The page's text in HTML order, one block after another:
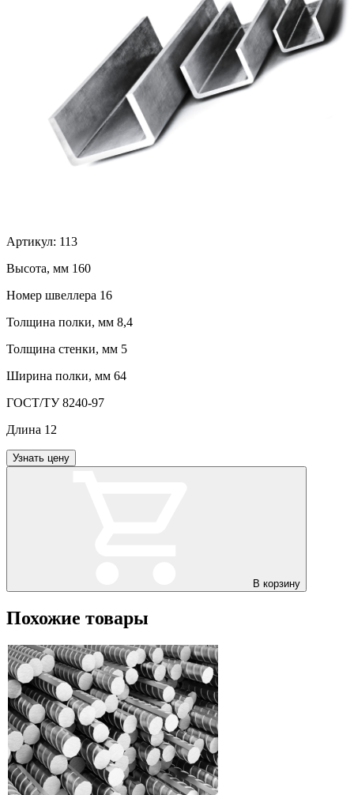
Артикул: 113
Высота, мм 160
Номер швеллера 16
Толщина полки, мм 8,4
Толщина стенки, мм 5
Ширина полки, мм 64
ГОСТ/ТУ 8240-97
Длина 12
Узнать цену
В корзину
Похожие товары